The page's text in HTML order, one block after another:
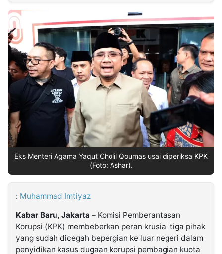
INDONESIA
Partner
Insight
NTB
Suara
Time
Lens
IDN
Daily
Jogja
Jalan
Rakyat
Idealita
News
Kita
Notice
Dinamikapost.com
Radar
Baru
Seedbacklink
Follow
Kabarbaru
Kabarbaru.co
Eks Menteri Agama Yaqut Cholil Qoumas usai diperiksa KPK
(Foto: Ashar).
: Muhammad Imtiyaz
Kabar Baru, Jakarta – Komisi Pemberantasan
Korupsi (KPK) membeberkan peran krusial tiga pihak
yang sudah dicegah bepergian ke luar negeri dalam
penyidikan kasus dugaan korupsi pembagian kuota